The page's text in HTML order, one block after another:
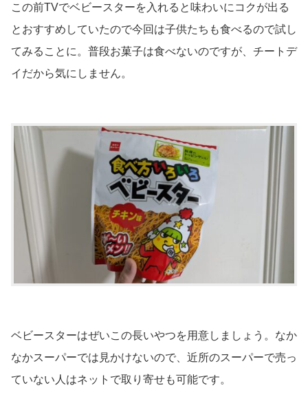
この前TVでベビースターを入れると味わいにコクが出る
とおすすめしていたので今回は子供たちも食べるので試し
てみることに。普段お菓子は食べないのですが、チートデ
イだから気にしません。
ベビースターはぜいこの長いやつを用意しましょう。なか
なかスーパーでは見かけないので、近所のスーパーで売っ
ていない人はネットで取り寄せも可能です。